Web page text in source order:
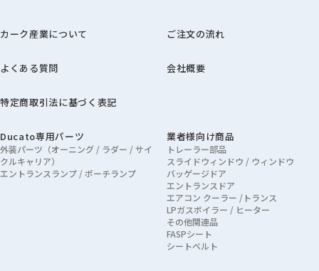
カーク産業について ご注文の流れ
よくある質問 会社概要
特定商取引法に基づく表記
Ducato専用パーツ
外装パーツ（オーニング / ラダー / サイ
クルキャリア）
エントランスランプ / ポーチランプ
業者様向け商品
トレーラー部品
スライドウィンドウ / ウィンドウ
バッゲージドア
エントランスドア
エアコン クーラー /トランス
LPガスボイラー / ヒーター
その他関連品
FASPシート
シートベルト